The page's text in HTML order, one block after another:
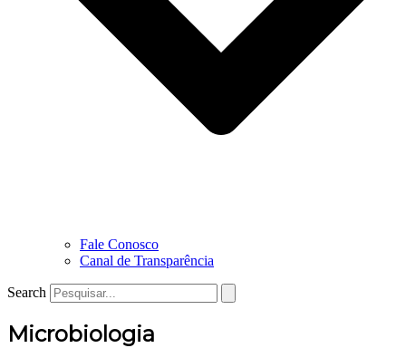
Fale Conosco
Canal de Transparência
Search
Microbiologia